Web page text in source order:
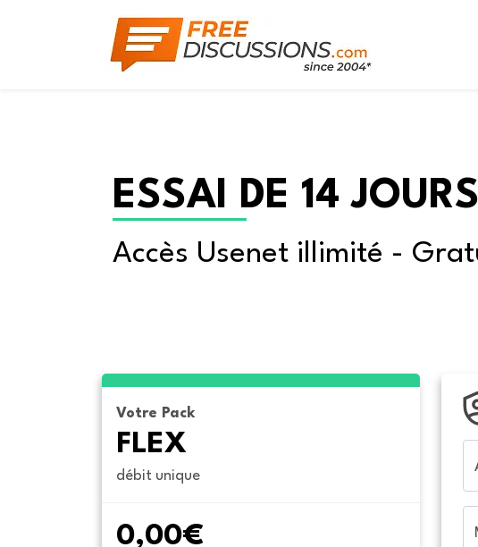
ESSAI DE 14 JOURS
Accès Usenet illimité -
Votre Pack
FLEX
débit unique
0,00€